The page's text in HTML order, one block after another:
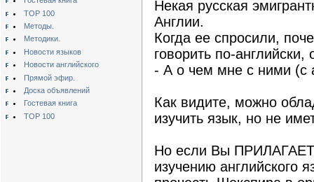
TOP 100
Методы.
Методики.
Новости языков
Новости английского
Прямой эфир.
Доска объявлений
Гостевая книга
TOP 100
Некая русская
Англии.
Когда ее спросили,
говорить по-английски,
- А о чем мне с ними (с
Как видите, можно
изучить язык, но не
Но если Вы
изучению